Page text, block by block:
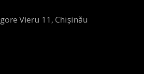
Vieru 11, Chișinău